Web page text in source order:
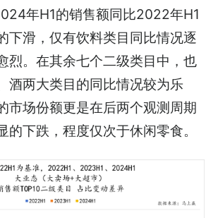
年H1的销售额同比2022年H1
下滑，仅有饮料类目同比情况逐
烈。在其余七个二级类目中，也
酒两大类目的同比情况较为乐
市场份额更是在后两个观测周期
的下跌，程度仅次于休闲零食。